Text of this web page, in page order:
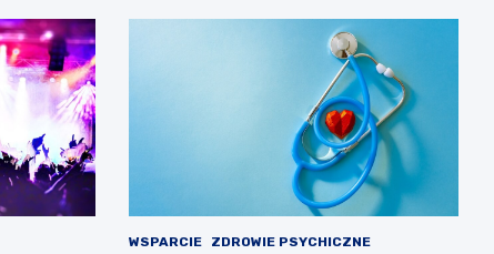
WSPARCIE ZDROWIE PSYCHICZNE